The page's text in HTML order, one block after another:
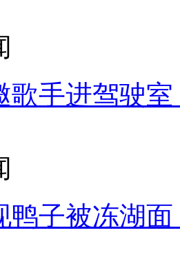
歌手进驾驶
鸭子被冻湖